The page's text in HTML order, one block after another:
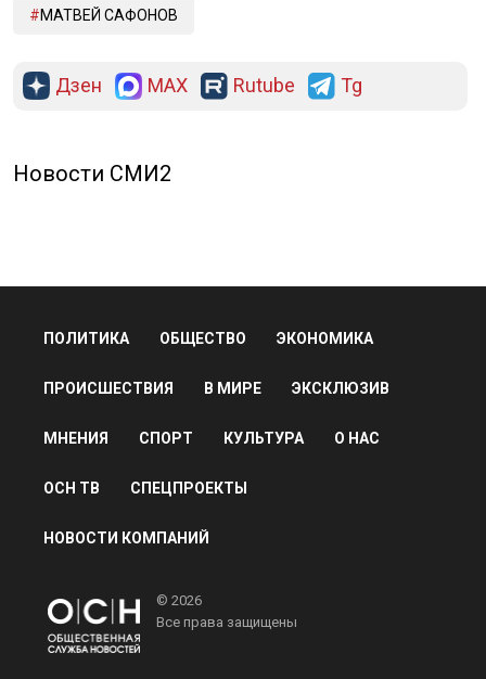
МАТВЕЙ САФОНОВ
Дзен MAX Rutube Tg
Новости СМИ2
ПОЛИТИКА ОБЩЕСТВО ЭКОНОМИКА
ПРОИСШЕСТВИЯ В МИРЕ ЭКСКЛЮЗИВ
МНЕНИЯ СПОРТ КУЛЬТУРА О НАС
ОСН ТВ СПЕЦПРОЕКТЫ
НОВОСТИ КОМПАНИЙ
© 2026
Все права защищены